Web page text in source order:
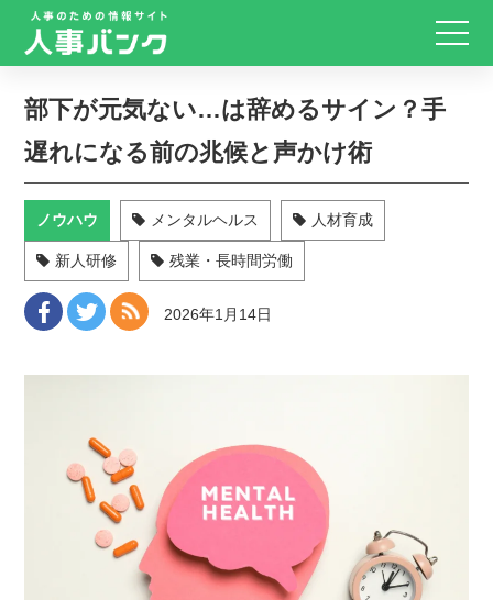
部下が元気ない…は辞めるサイン？手
遅れになる前の兆候と声かけ術
ノウハウ メンタルヘルス 人材育成
新人研修 残業・長時間労働
2026年1月14日